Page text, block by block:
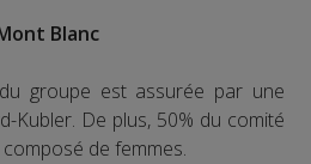
Blanc
groupe est assurée par une
Kubler. De plus, 50% du comité
de femmes.